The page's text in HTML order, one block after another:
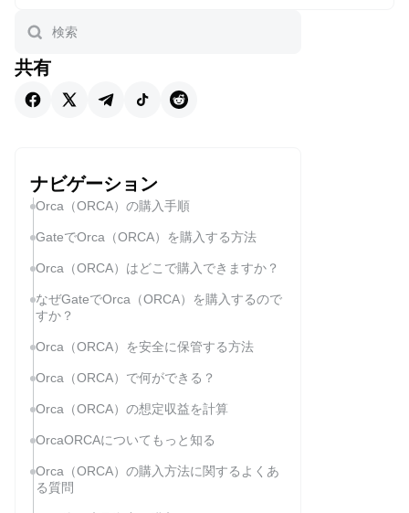
共有
ナビゲーション
Orca（ORCA）の購入手順
GateでOrca（ORCA）を購入する方法
Orca（ORCA）はどこで購入できますか？
なぜGateでOrca（ORCA）を購入するので
すか？
Orca（ORCA）を安全に保管する方法
Orca（ORCA）で何ができる？
Orca（ORCA）の想定収益を計算
OrcaORCAについてもっと知る
Orca（ORCA）の購入方法に関するよくあ
る質問